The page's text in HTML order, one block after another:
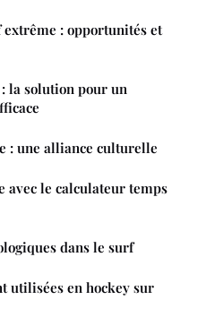
: opportunités et
la solution pour un
: une alliance culturelle
le calculateur temps
dans le surf
utilisées en hockey sur